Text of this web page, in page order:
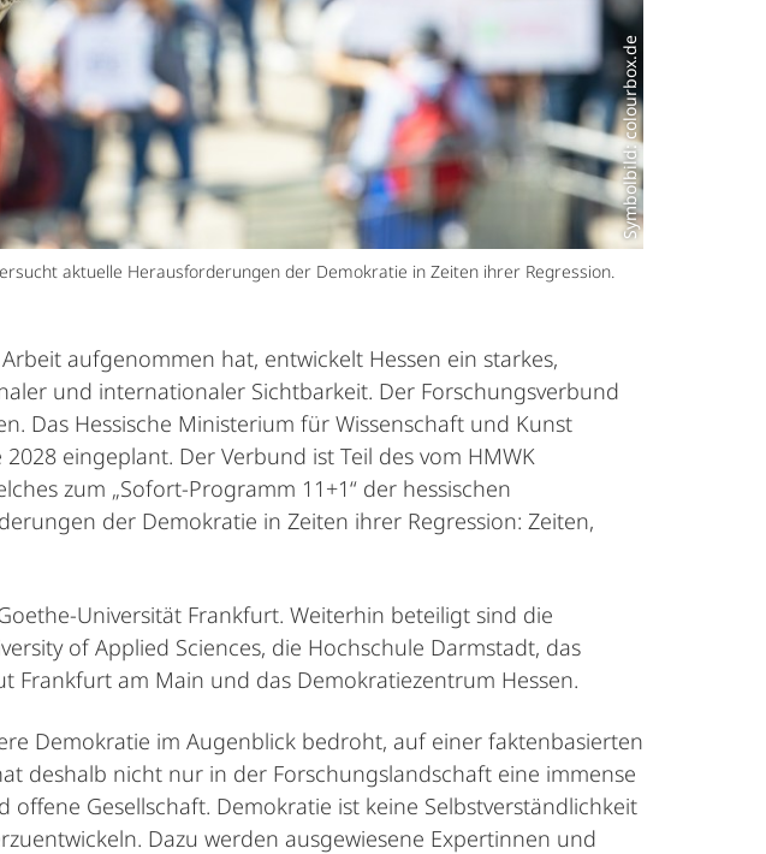
Symbolbild: colourbox.de
aktuelle Herausforderungen der Demokratie in Zeiten ihrer Regression.
aufgenommen hat, entwickelt Hessen ein starkes,
und internationaler Sichtbarkeit. Der Forschungsverbund
Das Hessische Ministerium für Wissenschaft und Kunst
eingeplant. Der Verbund ist Teil des vom HMWK
zum „Sofort-Programm 11+1“ der hessischen
der Demokratie in Zeiten ihrer Regression: Zeiten,
Universität Frankfurt. Weiterhin beteiligt sind die
of Applied Sciences, die Hochschule Darmstadt, das
am Main und das Demokratiezentrum Hessen.
Demokratie im Augenblick bedroht, auf einer faktenbasierten
deshalb nicht nur in der Forschungslandschaft eine immense
Gesellschaft. Demokratie ist keine Selbstverständlichkeit
Dazu werden ausgewiesene Expertinnen und